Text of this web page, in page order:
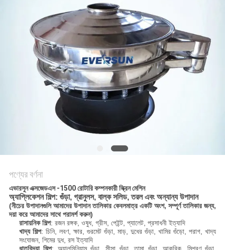
উদ্ধৃতির
আবেদন
সাইটম্যাপ
পণ্যের বর্ণনা
এভারসুন এক্সজেডএস -1500 রোটারি কম্পনকারী স্ক্রিন মেশিন
অ্যাপ্লিকেশন শিল্প: গুঁড়া, গ্রানুলস, বাল্ক সলিড, তরল এবং অন্যান্য উপাদান
(নীচের উপাদানগুলি আমাদের উপাদান তালিকার কেবলমাত্র একটি অংশ, সম্পূর্ণ তালিকার জন্য,
দয়া করে আমাদের সাথে পরামর্শ করুন)
রাসায়নিক শিল্প: রজন রঙ্গক, ওষুধ, গ্রীস, পেইন্ট, প্যালেট, প্রসাধনী ইত্যাদি
খাদ্য শিল্প: চিনি, লবণ, ক্ষার, গুরমেট গুঁড়া, মাড়, দুধের গুঁড়া, খামির গুঁড়ো, পরাগ, খাদ্য
সংযোজন, শিমের দুধ, রস ইত্যাদি